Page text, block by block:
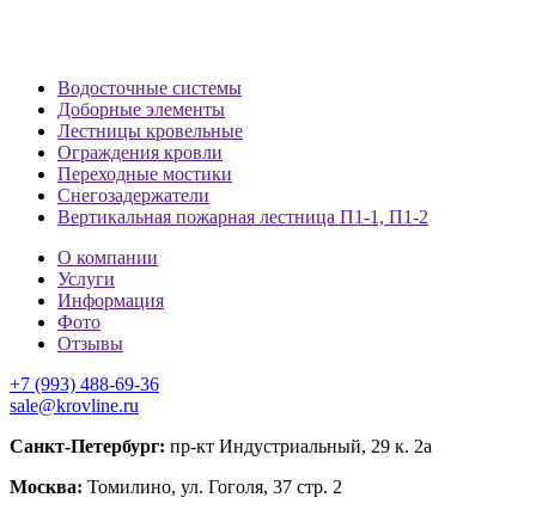
Водосточные системы
Доборные элементы
Лестницы кровельные
Ограждения кровли
Переходные мостики
Снегозадержатели
Вертикальная пожарная лестница П1-1, П1-2
О компании
Услуги
Информация
Фото
Отзывы
+7 (993) 488-69-36
sale@krovline.ru
Санкт-Петербург: пр-кт Индустриальный, 29 к. 2а
Москва: Томилино, ул. Гоголя, 37 стр. 2